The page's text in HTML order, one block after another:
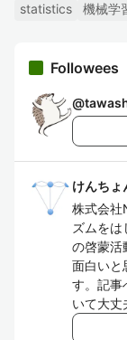
statistics
機械学
Followees
@
けんち
株式会社
ズムを
の啓蒙活
面白いと
す。記事
いて大丈